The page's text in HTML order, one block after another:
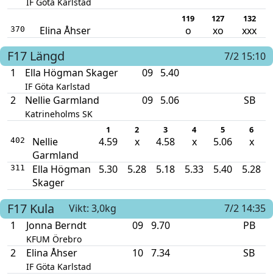
119 127 132
370 Elina Åhser o xo xxx
F17 Längd
7/2 15:10
1
Ella Högman Skager
IF Göta Karlstad
09 5.40
2 Nellie Garmland
Katrineholms SK
09 5.06 SB
1 2 3 4 5 6
402
Nellie
Garmland
4.59 x 4.58 x 5.06 x
311
Ella Högman
Skager
5.30 5.28 5.18 5.33 5.40 5.28
F17 Kula Vikt: 3,0kg
7/2 14:35
1
Jonna Berndt
KFUM Örebro
09 9.70 PB
2 Elina Åhser
IF Göta Karlstad
10 7.34 SB